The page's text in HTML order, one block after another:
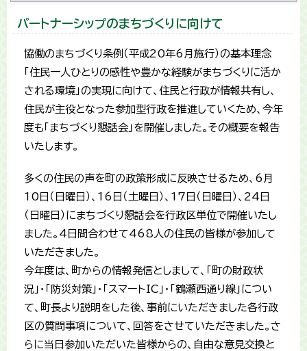
パートナーシップのまちづくりに向けて
協働のまちづくり条例（平成20年6月施行）の基本理念
「住民一人ひとりの感性や豊かな経験がまちづくりに活か
される環境」の実現に向けて、住民と行政が情報共有し、
住民が主役となった参加型行政を推進していくため、今年
度も「まちづくり懇話会」を開催しました。その概要を報告
いたします。
多くの住民の声を町の政策形成に反映させるため、6月
10日（日曜日）、16日（土曜日）、17日（日曜日）、24日
（日曜日）にまちづくり懇話会を行政区単位で開催いたし
ました。4日間合わせて468人の住民の皆様が参加して
いただきました。
今年度は、町からの情報発信としまして、「町の財政状
況」・「防災対策」・「スマートIC」・「鶴瀬西通り線」につい
て、町長より説明をした後、事前にいただきました各行政
区の質問事項について、回答をさせていただきました。さ
らに当日参加いただいた皆様からの、自由な意見交換と